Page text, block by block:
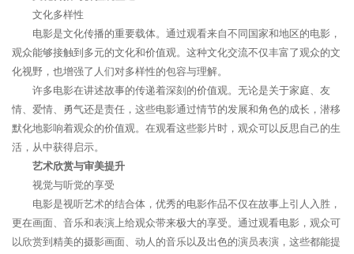
文化多样性
电影是文化传播的重要载体。通过观看来自不同国家和地区的电影，
观众能够接触到多元的文化和价值观。这种文化交流不仅丰富了观众的文
化视野，也增强了人们对多样性的包容与理解。
许多电影在讲述故事的传递着深刻的价值观。无论是关于家庭、友
情、爱情、勇气还是责任，这些电影通过情节的发展和角色的成长，潜移
默化地影响着观众的价值观。在观看这些影片时，观众可以反思自己的生
活，从中获得启示。
艺术欣赏与审美提升
视觉与听觉的享受
电影是视听艺术的结合体，优秀的电影作品不仅在故事上引人入胜，
更在画面、音乐和表演上给观众带来极大的享受。通过观看电影，观众可
以欣赏到精美的摄影画面、动人的音乐以及出色的演员表演，这些都能提